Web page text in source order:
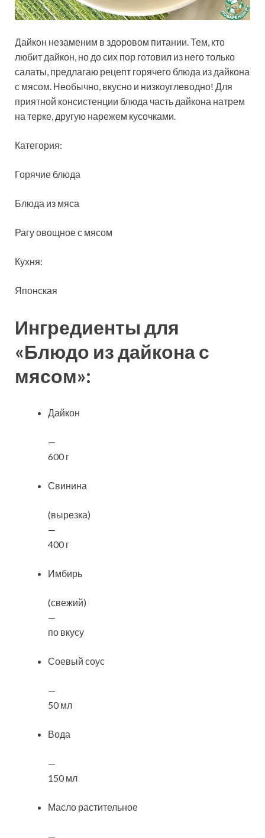
Дайкон незаменим в здоровом питании. Тем, кто
любит дайкон, но до сих пор готовил из него только
салаты, предлагаю рецепт горячего блюда из дайкона
с мясом. Необычно, вкусно и низкоуглеводно! Для
приятной консистенции блюда часть дайкона натрем
на терке, другую нарежем кусочками.
Категория:
Горячие блюда
Блюда из мяса
Рагу овощное с мясом
Кухня:
Японская
Ингредиенты для
«Блюдо из дайкона с
мясом»:
Дайкон
—
600 г
Свинина
(вырезка)
—
400 г
Имбирь
(свежий)
—
по вкусу
Соевый соус
—
50 мл
Вода
—
150 мл
Масло растительное
—